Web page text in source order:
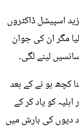
کو کنٹرول کرنے کیلئے 3 مزید اسپیشل ڈاکٹروں
مگر ان کی جوان
لینے لگی۔
کچھ ہو نے کے بعد
کو یاد کر کے
دیوں کی بارش میں